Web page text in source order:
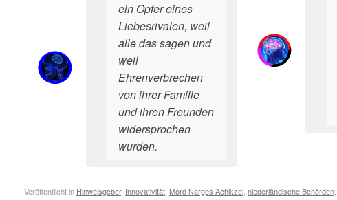
ein Opfer eines
Liebesrivalen, weil
alle das sagen und
weil
Ehrenverbrechen
von ihrer Familie
und ihren Freunden
widersprochen
wurden.
Veröffentlicht in Hinweisgeber, Innovativität Mord Narges Achikzei niederländische Behörden